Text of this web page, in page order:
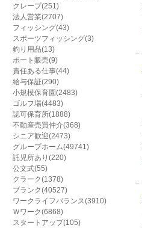
クレープ(251)
法人営業(2707)
フィッシング(43)
スポーツフィッシング(3)
釣り用品(13)
ボート販売(9)
責任ある仕事(44)
給与保証(290)
小規模保育園(2483)
ゴルフ場(4483)
認可保育所(1888)
不動産売買仲介(368)
シニア歓迎(2473)
グループホーム(49741)
託児所あり(220)
公文式(55)
クラーク(1378)
ブランク(40527)
ワークライフバランス(3910)
Ｗワーク(6868)
スタートアップ(105)